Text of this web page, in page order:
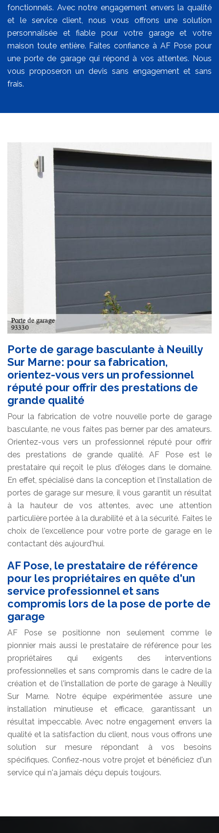
fonctionnels. Avec notre engagement envers la qualité
et le service client, nous vous offrons une solution
personnalisée et fiable pour votre garage et votre
maison toute entière. Faites confiance à AF Pose pour
une porte de garage qui répond à vos attentes. Nous
vous proposeron un devis sans engagement et sans
frais.
Porte de garage basculante à Neuilly
Sur Marne: pour sa fabrication,
orientez-vous vers un professionnel
réputé pour offrir des prestations de
grande qualité
Pour la fabrication de votre nouvelle porte de garage
basculante, ne vous faites pas berner par des amateurs.
Orientez-vous vers un professionnel réputé pour offrir
des prestations de grande qualité. AF Pose est le
prestataire qui reçoit le plus d'éloges dans le domaine.
En effet, spécialisé dans la conception et l'installation de
portes de garage sur mesure, il vous garantit un résultat
à la hauteur de vos attentes, avec une attention
particulière portée à la durabilité et à la sécurité. Faites le
choix de l'excellence pour votre porte de garage en le
contactant dès aujourd'hui.
AF Pose, le prestataire de référence
pour les propriétaires en quête d'un
service professionnel et sans
compromis lors de la pose de porte de
garage
AF Pose se positionne non seulement comme le
pionnier mais aussi le prestataire de référence pour les
propriétaires qui exigents des interventions
professionnelles et sans compromis dans le cadre de la
création et de l'installation de porte de garage à Neuilly
Sur Marne. Notre équipe expérimentée assure une
installation minutieuse et efficace, garantissant un
résultat impeccable. Avec notre engagement envers la
qualité et la satisfaction du client, nous vous offrons une
solution sur mesure répondant à vos besoins
spécifiques. Confiez-nous votre projet et bénéficiez d'un
service qui n'a jamais déçu depuis toujours.